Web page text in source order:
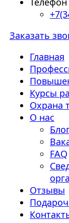
Заказать
Главная
Курсы
Охрана
О нас
FAQ
Отзывы